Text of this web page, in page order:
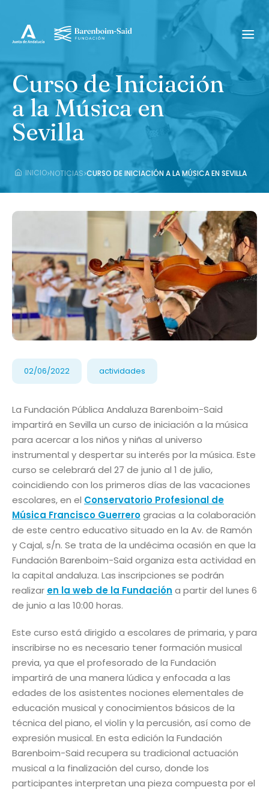
Curso de Iniciación
a la Música en
Sevilla
INICIO›NOTICIAS›CURSO DE INICIACIÓN A LA MÚSICA EN SEVILLA
02/06/2022 actividades
La Fundación Pública Andaluza Barenboim-Said
impartirá en Sevilla un curso de iniciación a la música
para acercar a los niños y niñas al universo
instrumental y despertar su interés por la música. Este
curso se celebrará del 27 de junio al 1 de julio,
coincidiendo con los primeros días de las vacaciones
escolares, en el Conservatorio Profesional de
Música Francisco Guerrerogracias a la colaboración
de este centro educativo situado en la Av. de Ramón
y Cajal, s/n. Se trata de la undécima ocasión en que la
Fundación Barenboim-Said organiza esta actividad en
la capital andaluza. Las inscripciones se podrán
realizar en la web de la Fundación a partir del lunes 6
de junio a las 10:00 horas.
Este curso está dirigido a escolares de primaria, y para
inscribirse no es necesario tener formación musical
previa, ya que el profesorado de la Fundación
impartirá de una manera lúdica y enfocada a las
edades de los asistentes nociones elementales de
educación musical y conocimientos básicos de la
técnica del piano, el violín y la percusión, así como de
expresión musical. En esta edición la Fundación
Barenboim-Said recupera su tradicional actuación
musical a la finalización del curso, donde los
participantes interpretan una pieza compuesta por el